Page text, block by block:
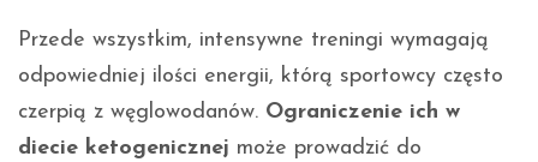
Przede wszystkim, intensywne treningi wymagają
odpowiedniej ilości energii, którą sportowcy często
czerpią z węglowodanów. Ograniczenie ich w
diecie ketogenicznej może prowadzić do